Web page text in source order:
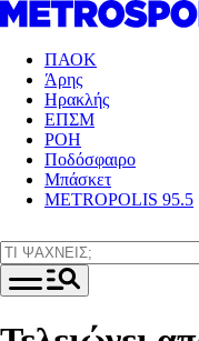
ΠΑΟΚ
Άρης
Ηρακλής
ΕΠΣΜ
ΡΟΗ
Ποδόσφαιρο
Μπάσκετ
METROPOLIS 95.5